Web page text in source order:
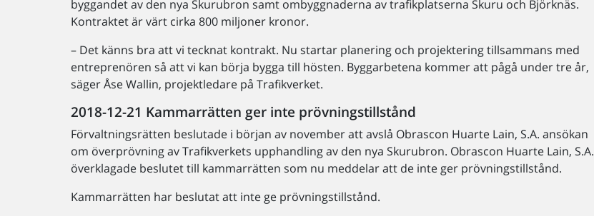
byggandet av den nya Skurubron samt ombyggnaderna av trafikplatserna Skuru och Björknäs.
Kontraktet är värt cirka 800 miljoner kronor.
– Det känns bra att vi tecknat kontrakt. Nu startar planering och projektering tillsammans med
entreprenören så att vi kan börja bygga till hösten. Byggarbetena kommer att pågå under tre år,
säger Åse Wallin, projektledare på Trafikverket.
2018-12-21 Kammarrätten ger inte prövningstillstånd
Förvaltningsrätten beslutade i början av november att avslå Obrascon Huarte Lain, S.A. ansökan
om överprövning av Trafikverkets upphandling av den nya Skurubron. Obrascon Huarte Lain, S.A.
överklagade beslutet till kammarrätten som nu meddelar att de inte ger prövningstillstånd.
Kammarrätten har beslutat att inte ge prövningstillstånd.